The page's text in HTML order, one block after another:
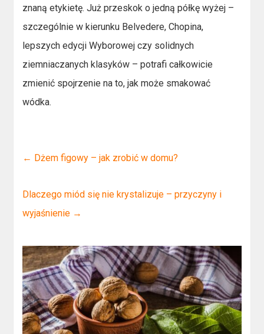
znaną etykietę. Już przeskok o jedną półkę wyżej –
szczególnie w kierunku Belvedere, Chopina,
lepszych edycji Wyborowej czy solidnych
ziemniaczanych klasyków – potrafi całkowicie
zmienić spojrzenie na to, jak może smakować
wódka.
← Dżem figowy – jak zrobić w domu?
Dlaczego miód się nie krystalizuje – przyczyny i
wyjaśnienie →